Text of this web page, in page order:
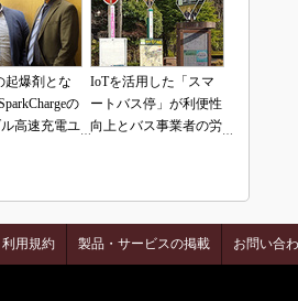
起爆剤とな
の
高速充電ユ
IoTを活用した「スマ
ートバス停」が利便性
向上とバス事業者の労
利用規約 製品・サービスの掲載 お問い合